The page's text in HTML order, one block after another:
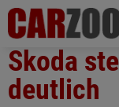
Skoda
deutlich